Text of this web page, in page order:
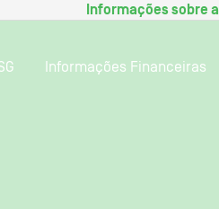
Informações sobre a
Informações Financeiras